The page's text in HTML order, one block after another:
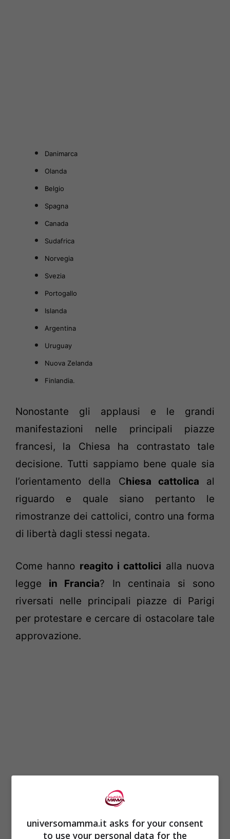
Danimarca
Olanda
Belgio
Spagna
Canada
Sudafrica
Norvegia
Svezia
Portogallo
Islanda
Argentina
Uruguay
Nuova Zelanda
Finlandia.
Nonostante gli applausi e le grandi
manifestazioni nelle principali piazze
francesi, la Chiesa ha contrastato tale
decisione. Tutti sappiamo bene quale sia
l’orientamento della Chiesa cattolica al
riguardo e quale siano pertanto le
rimostranze dei cattolici, contro una forma
di libertà dagli stessi negata.
Come hanno reagito i cattolici alla nuova
legge in Francia? In centinaia si sono
riversati nelle principali piazze di Parigi
per protestare e cercare di ostacolare tale
approvazione.
presentato il disegno di
legge? Questo era stato fortemente voluto
universomamma.it asks for your consent
to use your personal data for the